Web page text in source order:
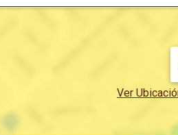
Ver